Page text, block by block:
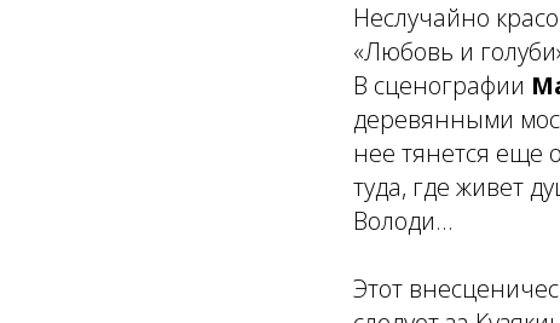
Неслучайно
«Любовь и
В сценографии
деревянными
нее тянется еще
туда, где живет
Володи...
Этот